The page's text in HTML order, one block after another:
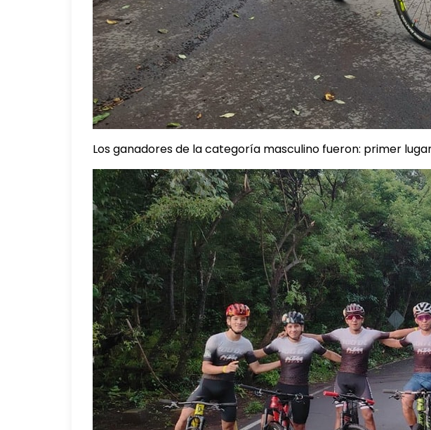
Los ganadores de la categoría masculino fueron: primer